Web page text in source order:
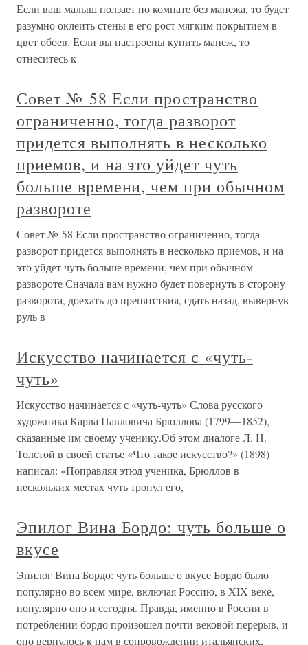
Если ваш малыш ползает по комнате без манежа, то будет
разумно оклеить стены в его рост мягким покрытием в
цвет обоев. Если вы настроены купить манеж, то
отнеситесь к
Совет № 58 Если пространство
ограниченно, тогда разворот
придется выполнять в несколько
приемов, и на это уйдет чуть
больше времени, чем при обычном
развороте
Совет № 58 Если пространство ограниченно, тогда
разворот придется выполнять в несколько приемов, и на
это уйдет чуть больше времени, чем при обычном
развороте Сначала вам нужно будет повернуть в сторону
разворота, доехать до препятствия, сдать назад, вывернув
руль в
Искусство начинается с «чуть-
чуть»
Искусство начинается с «чуть-чуть» Слова русского
художника Карла Павловича Брюллова (1799—1852),
сказанные им своему ученику.Об этом диалоге Л. Н.
Толстой в своей статье «Что такое искусство?» (1898)
написал: «Поправляя этюд ученика, Брюллов в
нескольких местах чуть тронул его,
Эпилог Вина Бордо: чуть больше о
вкусе
Эпилог Вина Бордо: чуть больше о вкусе Бордо было
популярно во всем мире, включая Россию, в XIX веке,
популярно оно и сегодня. Правда, именно в России в
потреблении бордо произошел почти вековой перерыв, и
оно вернулось к нам в сопровождении итальянских,